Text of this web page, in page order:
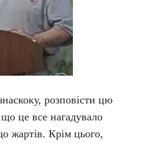
розповісти цю
це все нагадувало
жартів. Крім цього,